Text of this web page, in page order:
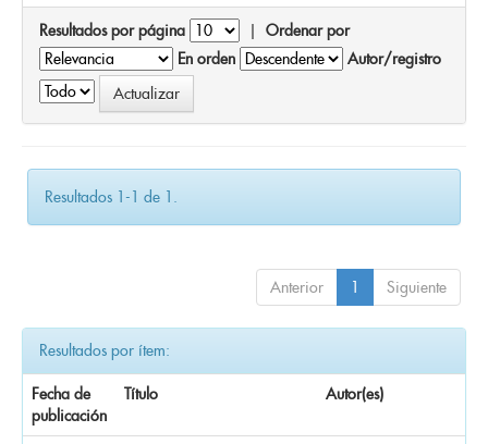
Resultados por página | Ordenar por
En orden
Autor/registro
Resultados 1-1 de 1.
Anterior 1 Siguiente
Resultados por ítem:
Fecha de
publicación
Título Autor(es)